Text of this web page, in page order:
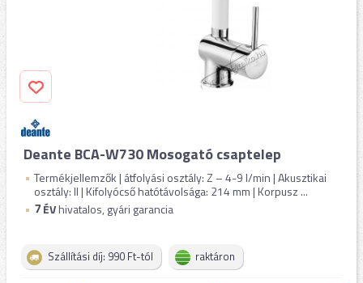
Deante BCA-W730 Mosogató csaptelep
Termékjellemzők | átfolyási osztály: Z – 4-9 l/min | Akusztikai
osztály: II | Kifolyócső hatótávolsága: 214 mm | Korpusz ...
7ÉVhivatalos, gyári garancia
Szállítási díj: 990 Ft-tól raktáron